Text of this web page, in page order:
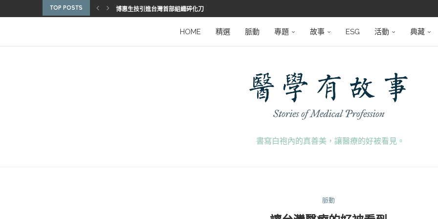
TOP POSTS 博惠生技引進台灣首部組織碎化刀
2025優秀護理人員表揚 看見疫後醫護堅韌
從臨床到國際舞台 江秉穎醫師的睡眠醫學之路
陳曾基院長：從紅榜少年到偏鄉醫院守望者
臺灣腦健康協會學術研討會 腦疾權威重磅登場
HOME 精選 脈動 專題 故事 ESG 活動 典藏
書寫白袍內的真善美，讓醫療的好被看見。
脈動